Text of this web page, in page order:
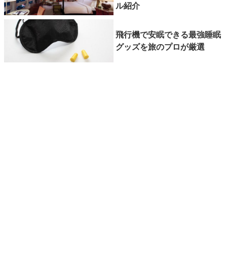
ル紹介
飛行機で安眠できる最強睡眠
グッズを旅のプロが厳選